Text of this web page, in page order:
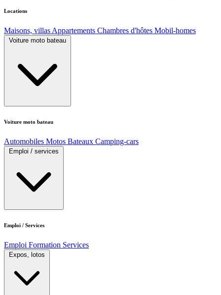
Locations
Maisons, villas Appartements Chambres d'hôtes Mobil-homes
Voiture moto bateau
Voiture moto bateau
Automobiles Motos Bateaux Camping-cars
Emploi / services
Emploi / Services
Emploi Formation Services
Expos, lotos